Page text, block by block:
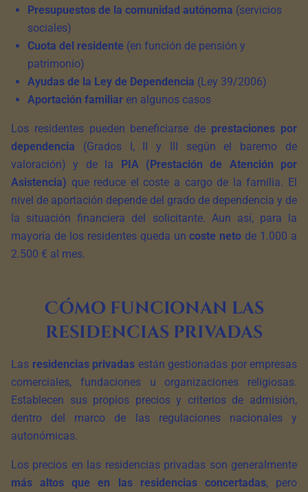
Presupuestos de la comunidad autónoma (servicios
sociales)
Cuota del residente (en función de pensión y
patrimonio)
Ayudas de la Ley de Dependencia (Ley 39/2006)
Aportación familiar en algunos casos
Los residentes pueden beneficiarse de prestaciones por
dependencia (Grados I, II y III según el baremo de
valoración) y de la PIA (Prestación de Atención por
Asistencia) que reduce el coste a cargo de la familia. El
nivel de aportación depende del grado de dependencia y de
la situación financiera del solicitante. Aun así, para la
mayoría de los residentes queda uncoste neto de 1.000 a
2.500 € al mes.
Cómo funcionan las
residencias privadas
Las residencias privadas están gestionadas por empresas
comerciales, fundaciones u organizaciones religiosas.
Establecen sus propios precios y criterios de admisión,
dentro del marco de las regulaciones nacionales y
autonómicas.
Los precios en las residencias privadas son generalmente
más altos que en las residencias concertadas, pero